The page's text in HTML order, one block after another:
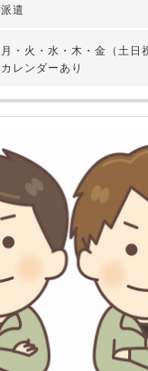
派遣
月・火・水・木・金（土
カレンダーあり